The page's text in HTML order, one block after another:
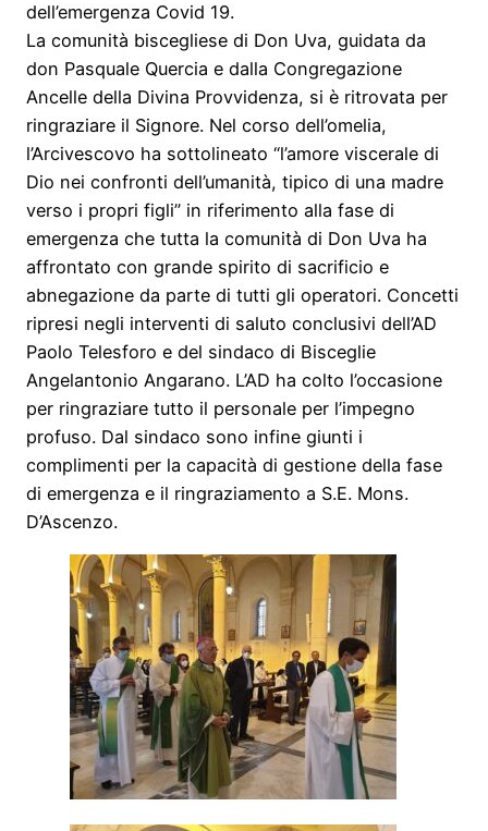
dell’emergenza Covid 19.
La comunità biscegliese di Don Uva, guidata da
don Pasquale Quercia e dalla Congregazione
Ancelle della Divina Provvidenza, si è ritrovata per
ringraziare il Signore. Nel corso dell’omelia,
l’Arcivescovo ha sottolineato “l’amore viscerale di
Dio nei confronti dell’umanità, tipico di una madre
verso i propri figli” in riferimento alla fase di
emergenza che tutta la comunità di Don Uva ha
affrontato con grande spirito di sacrificio e
abnegazione da parte di tutti gli operatori. Concetti
ripresi negli interventi di saluto conclusivi dell’AD
Paolo Telesforo e del sindaco di Bisceglie
Angelantonio Angarano. L’AD ha colto l’occasione
per ringraziare tutto il personale per l’impegno
profuso. Dal sindaco sono infine giunti i
complimenti per la capacità di gestione della fase
di emergenza e il ringraziamento a S.E. Mons.
D’Ascenzo.